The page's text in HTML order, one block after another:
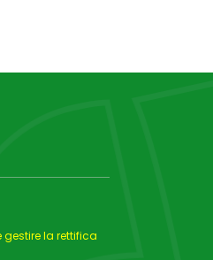
gestire la rettifica